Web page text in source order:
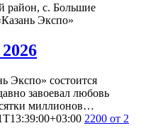
район, с. Большие
Экспо»
Экспо» состоится
завоевал любовь
миллионов…
2200 от 2